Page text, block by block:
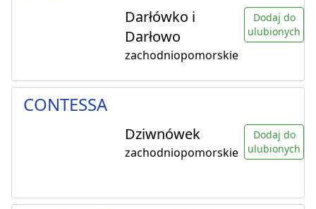
Darłówko i
Darłowo
zachodniopomorskie
Dodaj do
ulubionych
CONTESSA
Dziwnówek
zachodniopomorskie
Dodaj do
ulubionych